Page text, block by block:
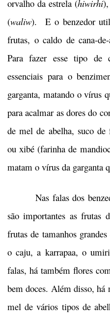
orvalho da estrela (hiwirhi
(waliw). E o benzedor
frutas, o caldo de cana-
Para fazer esse tipo de
essenciais para o
garganta, matando o vírus
para acalmar as dores do
de mel de abelha, suco de
ou xibé (farinha de
matam o vírus da garganta
Nas falas dos
são importantes as frutas
frutas de tamanhos
o caju, a karrapaa, o
falas, há também flores
bem doces. Além disso, há
mel de vários tipos de